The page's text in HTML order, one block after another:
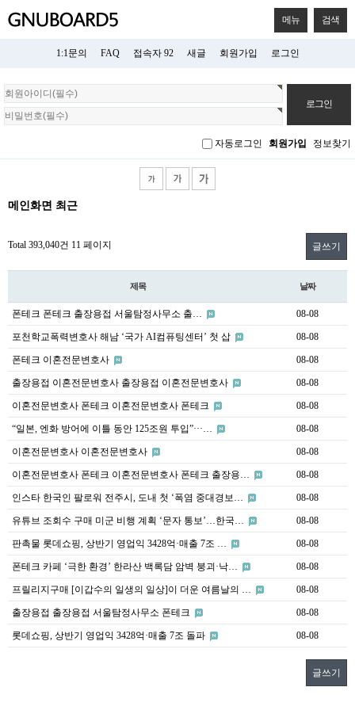
메뉴 검색
1:1문의 FAQ 접속자 92 새글 회원가입 로그인
회
원
로
자동로그인 회원가입 정보찾기
메인화면 최근
Total 393,040건 11 페이지 글쓰기
제목 날짜
폰테크 폰테크 출장용접 서울탐정사무소 출… 08-08
포천학교폭력변호사 해남 ‘국가 AI컴퓨팅센터’ 첫 삽 08-08
폰테크 이혼전문변호사 08-08
출장용접 이혼전문변호사 출장용접 이혼전문변호사 08-08
이혼전문변호사 폰테크 이혼전문변호사 폰테크 08-08
“일본, 엔화 방어에 이틀 동안 125조원 투입”···… 08-08
이혼전문변호사 이혼전문변호사 08-08
이혼전문변호사 폰테크 이혼전문변호사 폰테크 출장용… 08-08
인스타 한국인 팔로워 전주시, 도내 첫 ‘폭염 중대경보… 08-08
유튜브 조회수 구매 미군 비행 계획 ‘문자 통보’…한국… 08-08
판촉물 롯데쇼핑, 상반기 영업익 3428억·매출 7조 … 08-08
폰테크 카페 ‘극한 환경’ 한라산 백록담 암벽 붕괴·낙… 08-08
프릴리지구매 [이갑수의 일생의 일상]이 더운 여름날의 … 08-08
출장용접 출장용접 서울탐정사무소 폰테크 08-08
롯데쇼핑, 상반기 영업익 3428억·매출 7조 돌파 08-08
글쓰기